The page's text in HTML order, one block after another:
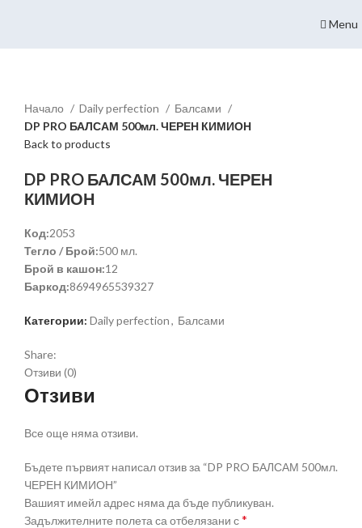
Menu
Начало Daily perfection
Балсами
DP PRO БАЛСАМ 500мл. ЧЕРЕН КИМИОН
Back to products
DP PRO БАЛСАМ 500мл. ЧЕРЕН
КИМИОН
Код:2053
Тегло / Брой:500 мл.
Брой в кашон:12
Баркод:8694965539327
Категории: Daily perfection, Балсами
Share:
Отзиви (0)
Отзиви
Все още няма отзиви.
Бъдете първият написал отзив за “DP PRO БАЛСАМ 500мл.
ЧЕРЕН КИМИОН”
Вашият имейл адрес няма да бъде публикуван.
Задължителните полета са отбелязани с*